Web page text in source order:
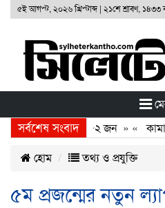
৫ই আগস্ট, ২০২৬ খ্রিস্টাব্দ| ২১শে শ্রাবণ, ১৪৩৩
সর্বশেষ সংবাদ
ঘন্টায় গ্রেফতার ৮২ জন» «
হোম তথ্য ও প্রযুক্তি
৫ম প্রজন্মের নতুন